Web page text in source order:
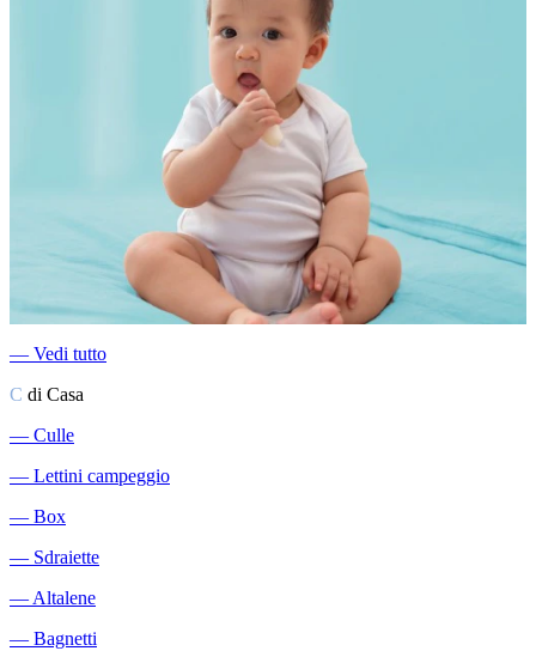
― Vedi tutto
C di Casa
― Culle
― Lettini campeggio
― Box
― Sdraiette
―Altalene
― Bagnetti